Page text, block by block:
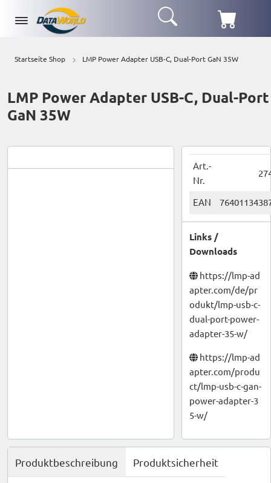
Startseite Shop LMP Power Adapter USB-C, Dual-Port GaN 35W
LMP Power Adapter USB-C, Dual-Port
GaN 35W
Art.-
Nr.
EAN
Links /
Downloads
https://lmp-ad
apter.com/de/pr
odukt/lmp-usb-c-
dual-port-power-
adapter-35-w/
https://lmp-ad
apter.com/produ
ct/lmp-usb-c-gan-
power-adapter-3
5-w/
Produktbeschreibung Produktsicherheit